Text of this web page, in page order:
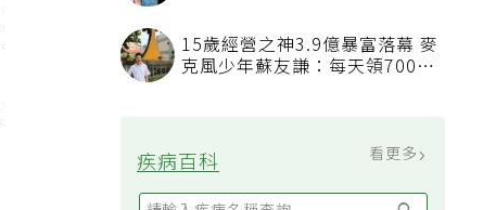
看順位還要看資格
15歲經營之神3.9億暴富落幕 麥
疾病百科